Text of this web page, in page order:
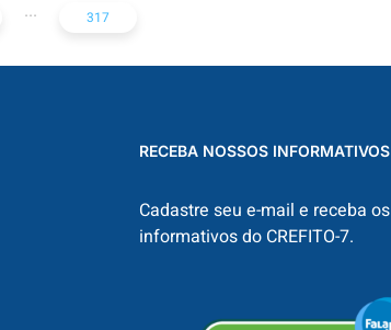
... 317
RECEBA NOSSOS INFORMATIVOS
Cadastre seu e-mail e receba os
informativos do CREFITO-7.